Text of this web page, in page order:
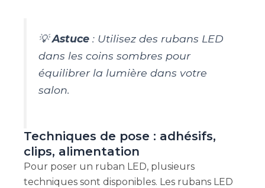
💡Astuce: Utilisez des rubans LED
dans les coins sombres pour
équilibrer la lumière dans votre
salon.
Techniques de pose : adhésifs,
clips, alimentation
Pour poser un ruban LED, plusieurs
techniques sont disponibles. Les rubans LED